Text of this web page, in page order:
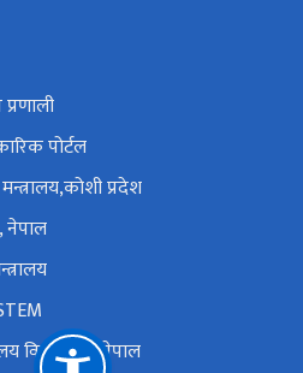
पोर्टल
प्रदेश
नेपाल
विराटनगर, नेपाल